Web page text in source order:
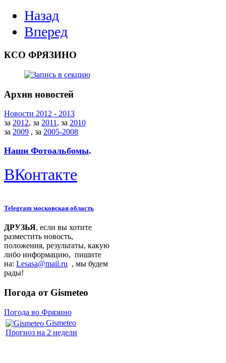
Назад
Вперед
КСО ФРЯЗИНО
Архив новостей
Новости 2012 - 2013
за 2012, за 2011 , за 2010
за 2009 , за 2005-2008
Наши Фотоальбомы.
ВКонтакте
Telegram московская область
ДРУЗЬЯ, если вы хотите
разместить новость,
положения, результаты, какую
либо информацию, пишите
на: Lesasa@mail.ru , мы будем
рады!
Погода от Gismeteo
Погода во Фрязино
Gismeteo
Прогноз на 2 недели